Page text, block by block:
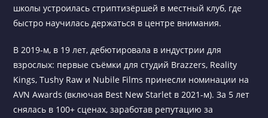
школы устроилась стриптизёршей в местный клуб, где
быстро научилась держаться в центре внимания.
В 2019-м, в 19 лет, дебютировала в индустрии для
взрослых: первые съёмки для студий Brazzers, Reality
Kings, Tushy Raw и Nubile Films принесли номинации на
AVN Awards (включая Best New Starlet в 2021-м). За 5 лет
снялась в 100+ сценах, заработав репутацию за